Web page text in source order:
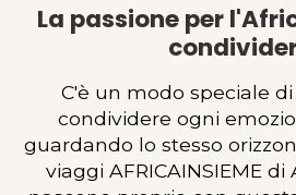
La passione per
C'è un modo speciale di
condividere ogni
guardando lo stesso
viaggi AFRICAINSIEME